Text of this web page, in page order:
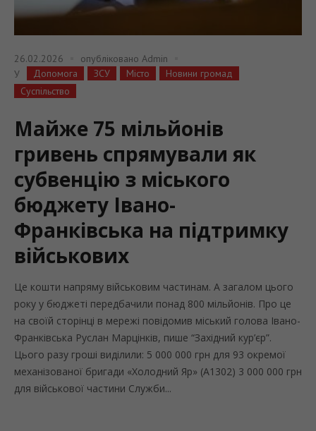
26.02.2026 опубліковано Admin
У
Допомога ЗСУ Місто
Новини громад
Суспільство
Майже 75 мільйонів
гривень спрямували як
субвенцію з міського
бюджету Івано-
Франківська на підтримку
військових
Це кошти напряму військовим частинам. А загалом цього
року у бюджеті передбачили понад 800 мільйонів. Про це
на своїй сторінці в мережі повідомив міський голова Івано-
Франківська Руслан Марцінків, пише “Західний кур’єр”.
Цього разу гроші виділили: 5 000 000 грн для 93 окремої
механізованої бригади «Холодний Яр» (А1302) 3 000 000 грн
для військової частини Служби...